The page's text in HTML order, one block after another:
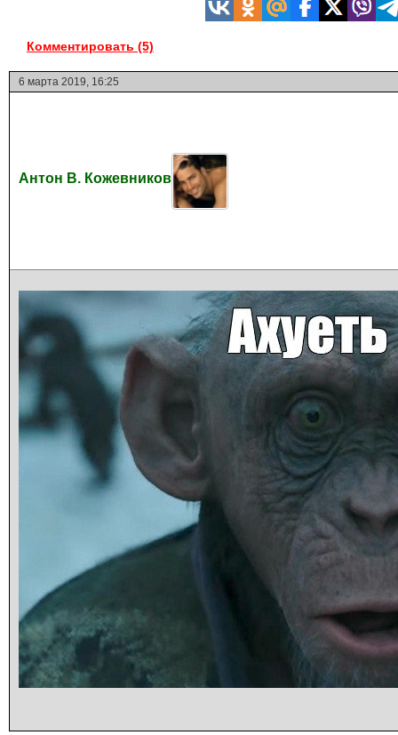
Комментировать (5)
6 марта 2019, 16:25
Антон В. Кожевников